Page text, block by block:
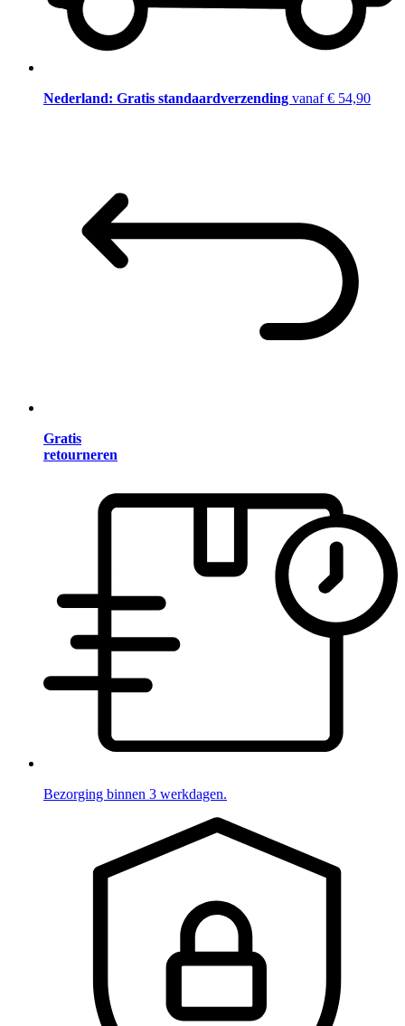
Nederland: Gratis standaardverzending vanaf € 54,90
Gratis
retourneren
Bezorging binnen 3 werkdagen.